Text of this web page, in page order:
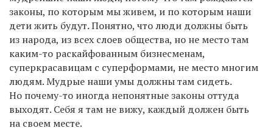
законы, по которым мы живем, и по которым наши
дети жить будут. Понятно, что люди должны быть
из народа, из всех слоев общества, но не место там
каким-то раскайфованным бизнесменам,
суперкрасавицам с суперформами, не место многим
людям. Мудрые наши умы должны там сидеть.
Но почему-то иногда непонятные законы оттуда
выходят. Себя я там не вижу, каждый должен быть
на своем месте.